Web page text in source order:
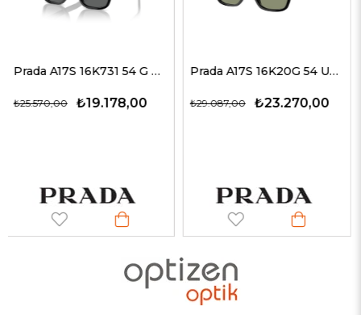
Prada A17S 16K731 54 G Erkek Güneş Gözlükleri Prada A17S 16K20G 54 Unisex Güneş Gözlükleri
₺23.270,00
₺29.087,00 ₺15.037,00